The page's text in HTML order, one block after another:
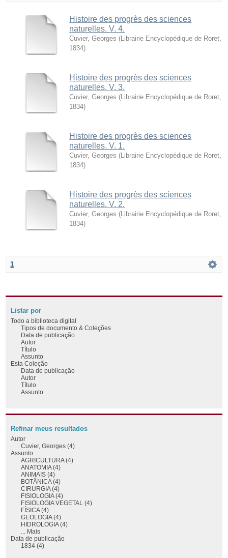
Histoire des progrès des sciences
naturelles. V. 4.
Cuvier, Georges ( Librairie Encyclopédique de Roret
1834)
Histoire des progrès des sciences
naturelles. V. 3.
Cuvier, Georges ( Librairie Encyclopédique de Roret
1834)
Histoire des progrès des sciences
naturelles. V. 1.
Cuvier, Georges ( Librairie Encyclopédique de Roret
1834)
Histoire des progrès des sciences
naturelles. V. 2.
Cuvier, Georges ( Librairie Encyclopédique de Roret
1834)
1
Listar por
Todo a biblioteca digital
Tipos de documento & Coleções
Data de publicação
Autor
Título
Assunto
Esta Coleção
Data de publicação
Autor
Título
Assunto
Refinar meus resultados
Autor
Cuvier, Georges (4)
Assunto
AGRICULTURA (4)
ANATOMIA (4)
ANIMAIS (4)
BOTÂNICA (4)
CIRURGIA (4)
FISIOLOGIA (4)
FISIOLOGIA VEGETAL (4)
FÍSICA (4)
GEOLOGIA (4)
HIDROLOGIA (4)
... Mais
Data de publicação
1834 (4)